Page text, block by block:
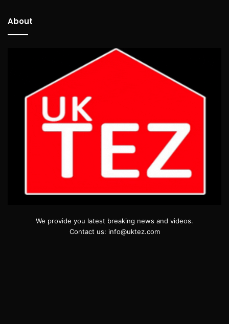
About
We provide you latest breaking news and videos.
Contact us: info@uktez.com